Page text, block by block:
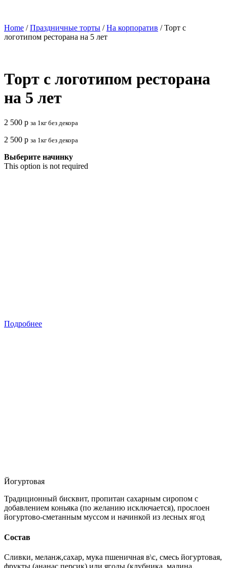
Home /Праздничные торты /На корпоратив / Торт с
логотипом ресторана на 5 лет
Торт с логотипом ресторана
на 5 лет
2 500 р за 1кг без декора
2 500 р за 1кг без декора
Выберите начинку
This option is not required
Подробнее
Йогуртовая
Традиционный бисквит, пропитан сахарным сиропом с
добавлением коньяка (по желанию исключается), прослоен
йогуртово-сметанным муссом и начинкой из лесных ягод
Состав
Сливки, меланж,сахар, мука пшеничная в\с, смесь йогуртовая,
фрукты (ананас,персик) или ягоды (клубника, малина,